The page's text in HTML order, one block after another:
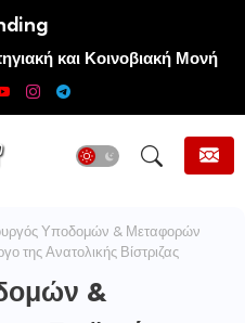
και Κοινοβιακή Μονή
Καμενων Βουρλων (Μονή
Υποδομών & Μεταφορών
της Ανατολικής Βίστριζας
&